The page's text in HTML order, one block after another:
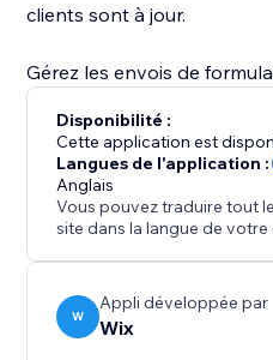
clients sont à jour.
Gérez les envois de
manuellement le statut
et téléchargez les envois
Découvrez
des formulaires, recevez
envois et conservez
sécurité.
Disponibilité :
Cette application est
Langues de l'application :
Anglais
Vous pouvez traduire tout
site dans la langue de votre
W
Appli développée par
Wix